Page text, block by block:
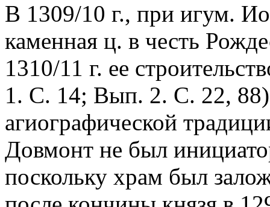
В 1309/10 г., при игум.
каменная ц. в честь
1310/11 г. ее
1. С. 14; Вып. 2. С. 22,
агиографической
Довмонт не был
поскольку храм был